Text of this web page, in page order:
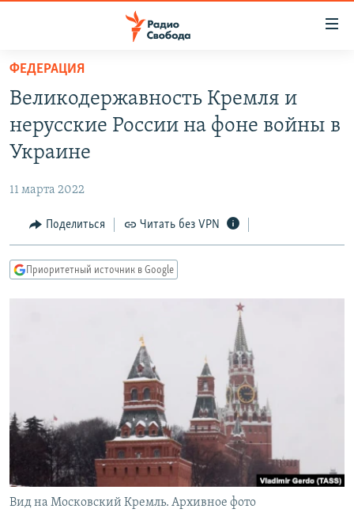
упрощенного
доступа
основному
Вернутся
Вернутся
ПОДКАСТЫ
АВТОРСКИЕ ПРОЕКТЫ
МНЕНИЯ
КУЛЬТУРА
КАВКАЗ.РЕАЛИИ
РАСПИСАНИЕ ВЕЩАНИЯ
ПОДПИШИТЕСЬ НА РАССЫЛКУ
СОЦИАЛЬНЫЕ СЕТИ
ФЕДЕРАЦИЯ
Великодержавность Кремля и
нерусские России на фоне войны в
Украине
11 марта 2022
Поделиться Читать без VPN
Приоритетный источник в Google
Вид на Московский Кремль. Архивное фото